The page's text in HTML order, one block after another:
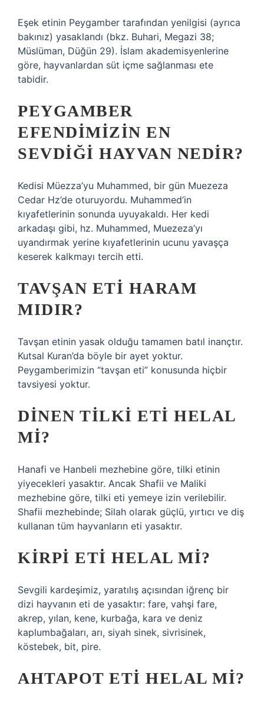
Eşek etinin Peygamber tarafından yenilgisi (ayrıca
bakınız) yasaklandı (bkz. Buhari, Megazi 38;
Müslüman, Düğün 29). İslam akademisyenlerine
göre, hayvanlardan süt içme sağlanması ete
tabidir.
PEYGAMBER
EFENDIMIZIN EN
SEVDIĞI HAYVAN NEDIR?
Kedisi Müezza’yu Muhammed, bir gün Muezeza
Cedar Hz’de oturuyordu. Muhammed’in
kıyafetlerinin sonunda uyuyakaldı. Her kedi
arkadaşı gibi, hz. Muhammed, Muezeza’yı
uyandırmak yerine kıyafetlerinin ucunu yavaşça
keserek kalkmayı tercih etti.
TAVŞAN ETI HARAM
MIDIR?
Tavşan etinin yasak olduğu tamamen batıl inançtır.
Kutsal Kuran’da böyle bir ayet yoktur.
Peygamberimizin “tavşan eti” konusunda hiçbir
tavsiyesi yoktur.
DINEN TILKI ETI HELAL
MI?
Hanafi ve Hanbeli mezhebine göre, tilki etinin
yiyecekleri yasaktır. Ancak Shafii ve Maliki
mezhebine göre, tilki eti yemeye izin verilebilir.
Shafii mezhebinde; Silah olarak güçlü, yırtıcı ve diş
kullanan tüm hayvanların eti yasaktır.
KIRPI ETI HELAL MI?
Sevgili kardeşimiz, yaratılış açısından iğrenç bir
dizi hayvanın eti de yasaktır: fare, vahşi fare,
akrep, yılan, kene, kurbağa, kara ve deniz
kaplumbağaları, arı, siyah sinek, sivrisinek,
köstebek, bit, pire.
AHTAPOT ETI HELAL MI?